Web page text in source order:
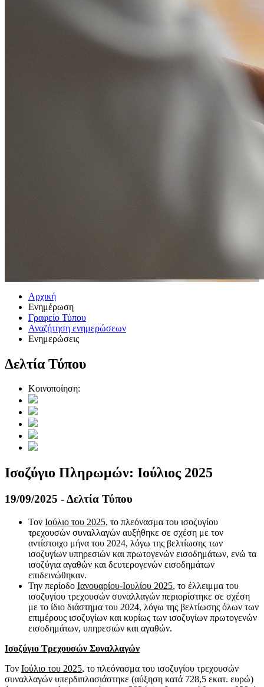
Αρχική
Ενημέρωση
Γραφείο Τύπου
Αναζήτηση ενημερώσεων
Ενημερώσεις
Δελτία Τύπου
Κοινοποίηση:
Ισοζύγιο Πληρωμών: Ιούλιος 2025
19/09/2025 - Δελτία Τύπου
Τον Ιούλιο του 2025, το πλεόνασμα του ισοζυγίου
τρεχουσών συναλλαγών αυξήθηκε σε σχέση με τον
αντίστοιχο μήνα του 2024, λόγω της βελτίωσης των
ισοζυγίων υπηρεσιών και πρωτογενών εισοδημάτων, ενώ τα
ισοζύγια αγαθών και δευτερογενών εισοδημάτων
επιδεινώθηκαν.
Την περίοδο Ιανουαρίου-Ιουλίου 2025, το έλλειμμα του
ισοζυγίου τρεχουσών συναλλαγών περιορίστηκε σε σχέση
με το ίδιο διάστημα του 2024, λόγω της βελτίωσης όλων των
επιμέρους ισοζυγίων και κυρίως των ισοζυγίων πρωτογενών
εισοδημάτων, υπηρεσιών και αγαθών.
Ισοζύγιο Τρεχουσών Συναλλαγών
Τον Ιούλιο του 2025, το πλεόνασμα του ισοζυγίου τρεχουσών
συναλλαγών υπερδιπλασιάστηκε (αύξηση κατά 728,5 εκατ. ευρώ)